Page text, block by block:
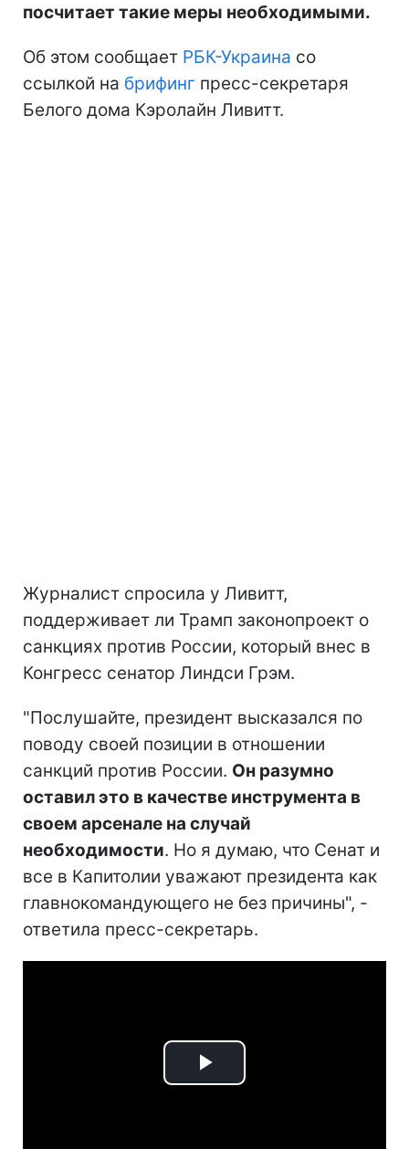
посчитает такие меры необходимыми.
Об этом сообщает РБК-Украина со
ссылкой на брифинг пресс-секретаря
Белого дома Кэролайн Ливитт.
Журналист спросила у Ливитт,
поддерживает ли Трамп законопроект о
санкциях против России, который внес в
Конгресс сенатор Линдси Грэм.
"Послушайте, президент высказался по
поводу своей позиции в отношении
санкций против России. Он разумно
оставил это в качестве инструмента в
своем арсенале на случай
необходимости. Но я думаю, что Сенат и
все в Капитолии уважают президента как
главнокомандующего не без причины", -
ответила пресс-секретарь.
Play